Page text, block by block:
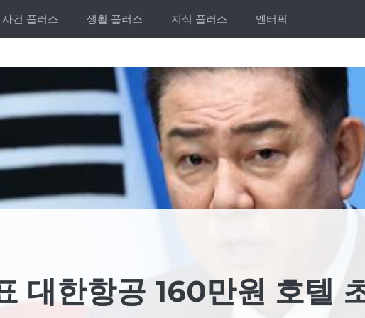
사건 플러스 생활 플러스 지식 플러스 엔터픽
대한항공 160만원 호텔